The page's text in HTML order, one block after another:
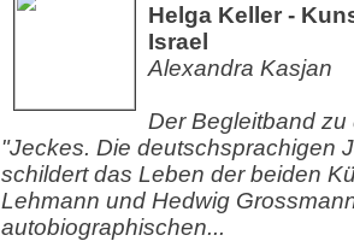
Helga Keller -
Israel
Alexandra Kasjan
Der Begleitband
"Jeckes. Die deutschsprachigen
schildert das Leben der beiden
Lehmann und Hedwig
autobiographischen...